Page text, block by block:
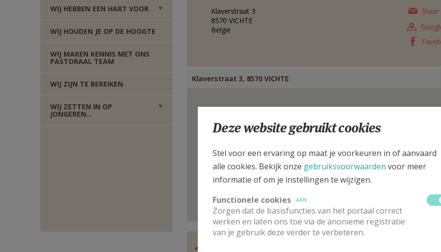
WIJ HEBBEN EEN HART VOOR
WIJ HOUDEN JE OP DE HOOGTE
WIJ MAKEN KENNIS MET ONS
PASTORAAL TEAM
WIJ ZIJN TE BEREIKEN
WIJ ZETTEN IN OP
JONGEREN...
Klaverstraat 3
8570 VICHTE
België
Klaverstraat 3, 8570 VICHTE
Deze website gebruikt cookies
Stel voor een ervaring op maat je voorkeuren in of aanvaard
alle cookies. Bekijk onze gebruiksvoorwaarden voor meer
informatie of om je instellingen te wijzigen.
Functionele cookies
AAN
Zorgen dat de basisfuncties van het portaal correct
werken en laten ons toe via de anonieme registratie
van je gebruik deze verder te verbeteren.